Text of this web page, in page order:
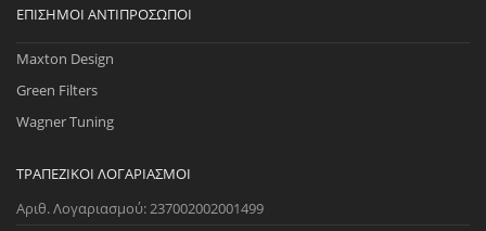
ΕΠΊΣΗΜΟΙ ΑΝΤΙΠΡΌΣΩΠΟΙ
Maxton Design
Green Filters
Wagner Tuning
ΤΡΑΠΕΖΙΚΟΊ ΛΟΓΑΡΙΑΣΜΟΊ
Αριθ. Λογαριασμού: 237002002001499